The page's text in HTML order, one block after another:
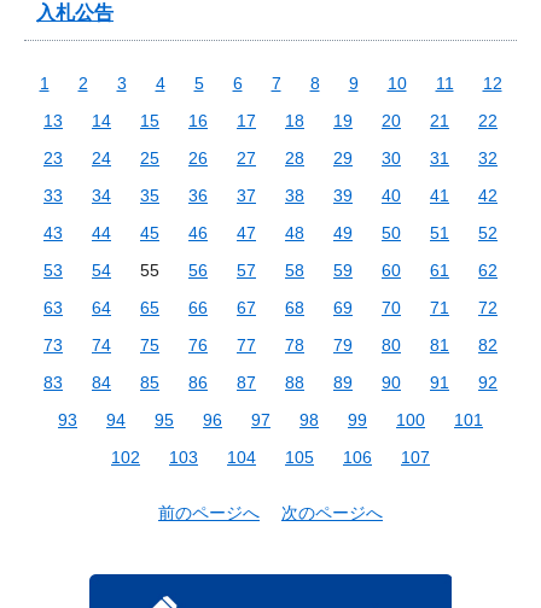
入札公告
1 2 3 4 5 6 7 8 9 10 11
12
13
14 15 16 17 18 19 20 21
22
23
24 25 26 27 28 29 30 31
32
33
34 35 36 37 38 39 40 41
42
43
44 45 46 47 48 49 50 51
52
53
54 55 56 57 58 59 60 61
62
63
64 65 66 67 68 69 70 71
72
73
74 75 76 77 78 79 80 81
82
83
84 85 86 87 88 89 90 91
92
93
94 95 96 97 98 99 100
101
102
103 104 105 106 107
前のページへ 次のページへ